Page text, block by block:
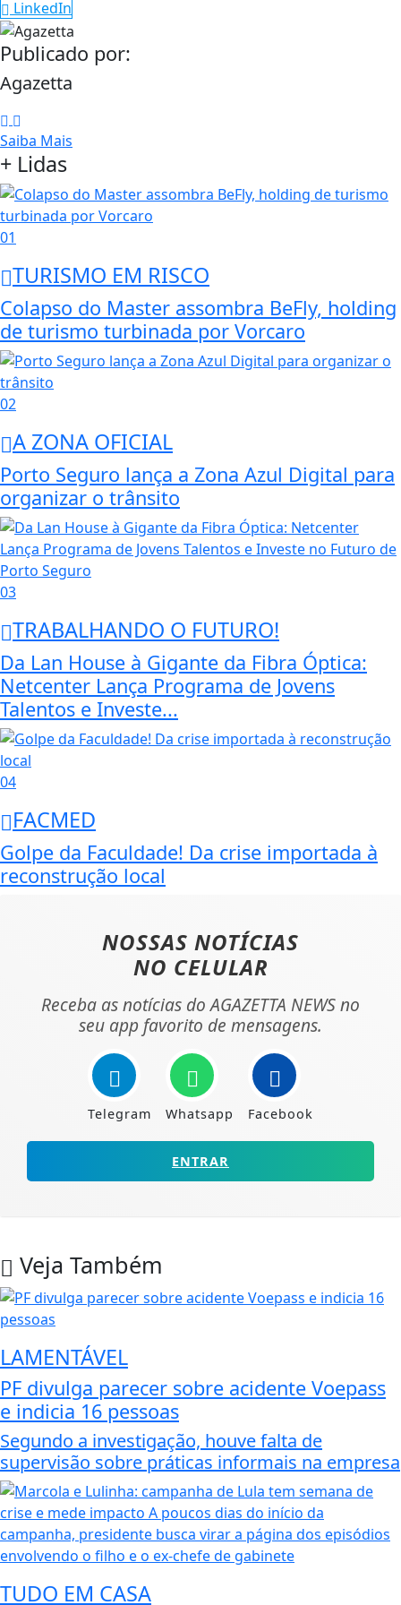
LinkedIn
Publicado por:
Agazetta
Saiba Mais
+ Lidas
01
TURISMO EM RISCO
Colapso do Master assombra BeFly, holding
de turismo turbinada por Vorcaro
02
A ZONA OFICIAL
Porto Seguro lança a Zona Azul Digital para
organizar o trânsito
03
TRABALHANDO O FUTURO!
Da Lan House à Gigante da Fibra Óptica:
Netcenter Lança Programa de Jovens
Talentos e Investe...
04
FACMED
Golpe da Faculdade! Da crise importada à
reconstrução local
NOSSAS NOTÍCIAS
NO CELULAR
Receba as notícias do AGAZETTA NEWS no
seu app favorito de mensagens.
Telegram Whatsapp Facebook
ENTRAR
Veja Também
LAMENTÁVEL
PF divulga parecer sobre acidente Voepass
e indicia 16 pessoas
Segundo a investigação, houve falta de
supervisão sobre práticas informais na empresa
TUDO EM CASA